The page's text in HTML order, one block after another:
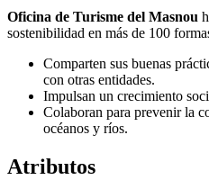
Oficina de Turisme del Masnou
sostenibilidad en más de 100
Comparten sus buenas
con otras entidades.
Impulsan un crecimiento
Colaboran para prevenir la
océanos y ríos.
Atributos